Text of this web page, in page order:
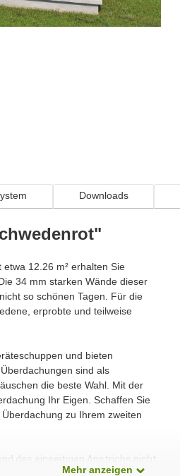
Downloads
12.26 m² erhalten Sie
34 mm starken Wände dieser
so schönen Tagen. Für die
erprobte und teilweise
und bieten
sind als
die beste Wahl. Mit der
Ihr Eigen. Schaffen Sie
zu Ihrem zweiten
des einseitigen Anstrichs nicht
Mehr anzeigen